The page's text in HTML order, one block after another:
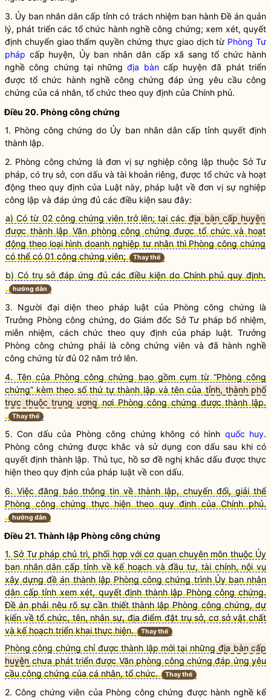
3. Ủy ban nhân dân cấp tỉnh có trách nhiệm ban hành Đề án quản
lý, phát triển các tổ chức hành nghề công chứng; xem xét, quyết
định chuyển giao thẩmquyền chứng thực giao dịch từ Phòng Tư
pháp cấp huyện, Ủy ban nhân dân cấp xã sang tổ chức hành
nghề công chứng tại nhữngđịa bàncấp huyện đã phát triển
đượctổ chức hành nghề công chứng đáp ứng yêu cầu công
chứng của cá nhân, tổ chức theo quy định của Chính phủ.
Điều 20. Phòng công chứng
1. Phòngcông chứng do Ủy ban nhân dân cấp tỉnh quyết định
thành lập.
2. Phòng công chứng là đơn vị sự nghiệp công lập thuộc Sở Tư
pháp, có trụ sở, con dấu và tài khoản riêng, được tổ chức và hoạt
động theo quy định của Luậtnày, pháp luật về đơn vị sự nghiệp
công lập và đáp ứng đủ các điều kiện sau đây:
a)Có từ 02 công chứng viên trở lên;tại cácđịa bàn cấp huyện
được thành lập Văn phòng công chứng được tổ chức và hoạt
động theo loại hình doanh nghiệp tư nhânthì Phòng công chứng
có thể có 01 công chứng viên;
Thay thế
b) Có trụ sở đáp ứng đủ các điều kiện do Chính phủ quy định.
hướng dẫn
3. Người đại diện theo pháp luật của Phòng công chứng là
Trưởng Phòng công chứng, do Giám đốc Sở Tư pháp bổ nhiệm,
miễn nhiệm, cách chức theo quy định của pháp luật. Trưởng
Phòng công chứng phải là công chứng viên và đã hành nghề
công chứng từ đủ 02 năm trở lên.
4. Tên của Phòng công chứng bao gồm cụm từ “Phòng công
chứng” kèm theo số thứ tự thành lập và tên củatỉnh, thành phố
trực thuộc trung ươngnơi Phòng công chứng được thành lập.
Thay thế
5. Con dấu của Phòngcông chứng không có hình quốc huy.
Phòngcông chứng được khắc và sử dụng con dấu sau khi có
quyết định thành lập. Thủ tục, hồ sơ đề nghị khắc dấu được thực
hiện theo quy định của pháp luật về con dấu.
6. Việc đăng báo thông tin về thành lập, chuyển đổi, giải thể
Phòng công chứng thực hiện theo quy định của Chính phủ.
hướng dẫn
Điều 21. Thành lập Phòng công chứng
1. Sở Tư pháp chủ trì, phối hợp với cơ quan chuyên môn thuộc Ủy
ban nhân dân cấp tỉnh về kế hoạch và đầu tư, tài chính, nội vụ
xây dựng đề án thành lập Phòng công chứng trình Ủy ban nhân
dân cấp tỉnh xem xét, quyết định thành lập Phòng công chứng.
Đề án phải nêu rõ sự cần thiết thành lập Phòng công chứng, dự
kiến về tổ chức, tên, nhân sự, địa điểm đặt trụ sở, cơ sở vật chất
và kế hoạch triển khai thực hiện.
Thay thế
Phòng công chứng chỉ được thành lập mới tại nhữngđịa bàn cấp
huyệnchưa phát triển được Văn phòng công chứng đáp ứng yêu
cầu công chứng của cá nhân, tổ chức.
Thay thế
2.Công chứng viên của Phòng công chứng được hành nghềkể